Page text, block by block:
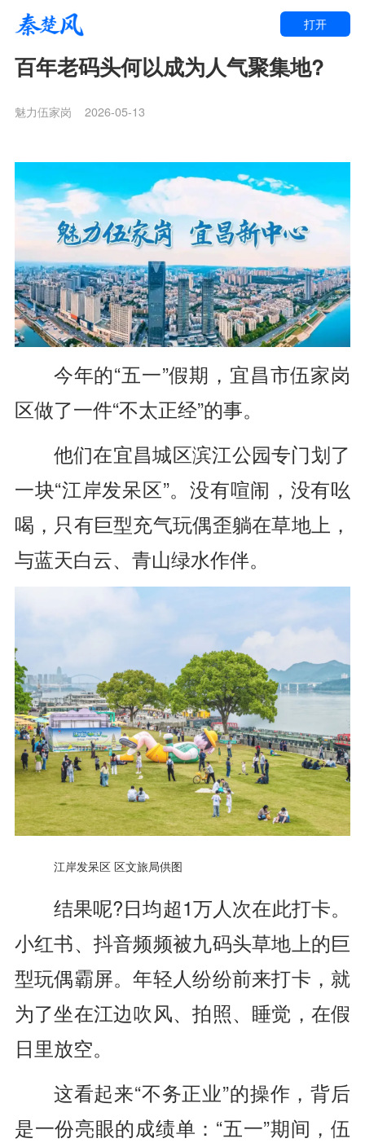
打开
百年老码头何以成为人气聚集地?
魅力伍家岗 2026-05-13
今年的“五一”假期，宜昌市伍家岗
区做了一件“不太正经”的事。
他们在宜昌城区滨江公园专门划了
一块“江岸发呆区”。没有喧闹，没有吆
喝，只有巨型充气玩偶歪躺在草地上，
与蓝天白云、青山绿水作伴。
江岸发呆区 区文旅局供图
结果呢?日均超1万人次在此打卡。
小红书、抖音频频被九码头草地上的巨
型玩偶霸屏。年轻人纷纷前来打卡，就
为了坐在江边吹风、拍照、睡觉，在假
日里放空。
这看起来“不务正业”的操作，背后
是一份亮眼的成绩单：“五一”期间，伍